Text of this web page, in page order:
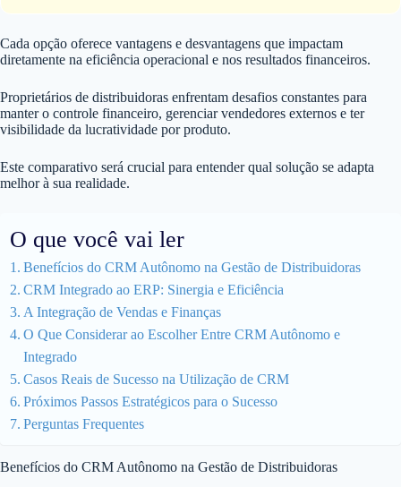
Cada opção oferece vantagens e desvantagens que impactam
diretamente na eficiência operacional e nos resultados financeiros.
Proprietários de distribuidoras enfrentam desafios constantes para
manter o controle financeiro, gerenciar vendedores externos e ter
visibilidade da lucratividade por produto.
Este comparativo será crucial para entender qual solução se adapta
melhor à sua realidade.
O que você vai ler
Benefícios do CRM Autônomo na Gestão de Distribuidoras
CRM Integrado ao ERP: Sinergia e Eficiência
A Integração de Vendas e Finanças
O Que Considerar ao Escolher Entre CRM Autônomo e
Integrado
Casos Reais de Sucesso na Utilização de CRM
Próximos Passos Estratégicos para o Sucesso
Perguntas Frequentes
Benefícios do CRM Autônomo na Gestão de Distribuidoras